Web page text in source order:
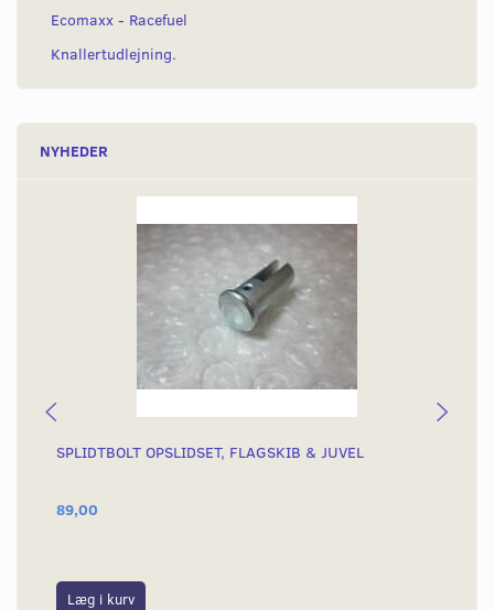
Ecomaxx - Racefuel
Knallertudlejning.
NYHEDER
SPLIDTBOLT OPSLIDSET, FLAGSKIB & JUVEL
89,00
Læg i kurv